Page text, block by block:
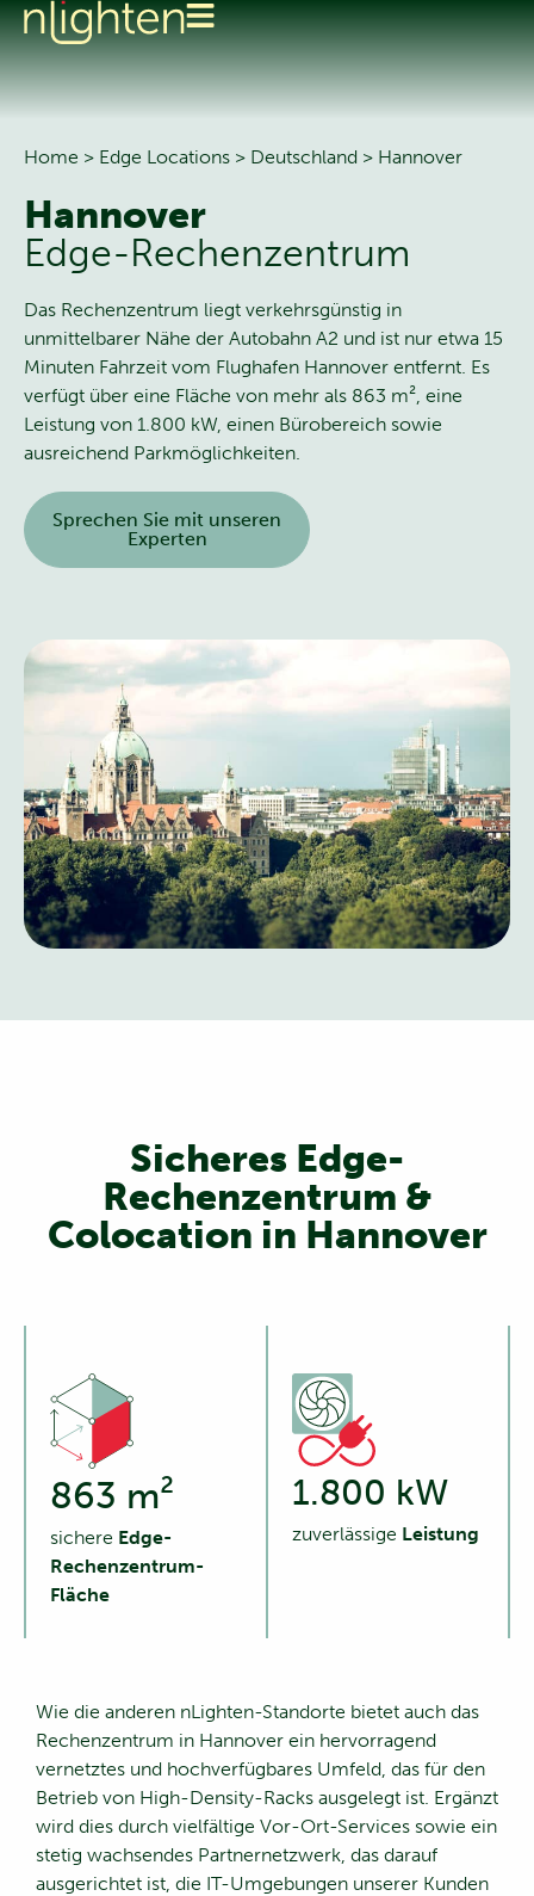
Home > Edge Locations > Deutschland > Hannover
Hannover
Edge-Rechenzentrum
Das Rechenzentrum liegt verkehrsgünstig in
unmittelbarer Nähe der Autobahn A2 und ist nur etwa 15
Minuten Fahrzeit vom Flughafen Hannover entfernt. Es
verfügt über eine Fläche von mehr als 863 m², eine
Leistung von 1.800 kW, einen Bürobereich sowie
ausreichend Parkmöglichkeiten.
Sprechen Sie mit unseren
Experten
Sicheres Edge-
Rechenzentrum &
Colocation in Hannover
863 m²
sichere Edge-
Rechenzentrum-
Fläche
1.800 kW
zuverlässige Leistung
Wie die anderen nLighten-Standorte bietet auch das
Rechenzentrum in Hannover ein hervorragend
vernetztes und hochverfügbares Umfeld, das für den
Betrieb von High-Density-Racks ausgelegt ist. Ergänzt
wird dies durch vielfältige Vor-Ort-Services sowie ein
stetig wachsendes Partnernetzwerk, das darauf
ausgerichtet ist, die IT-Umgebungen unserer Kunden